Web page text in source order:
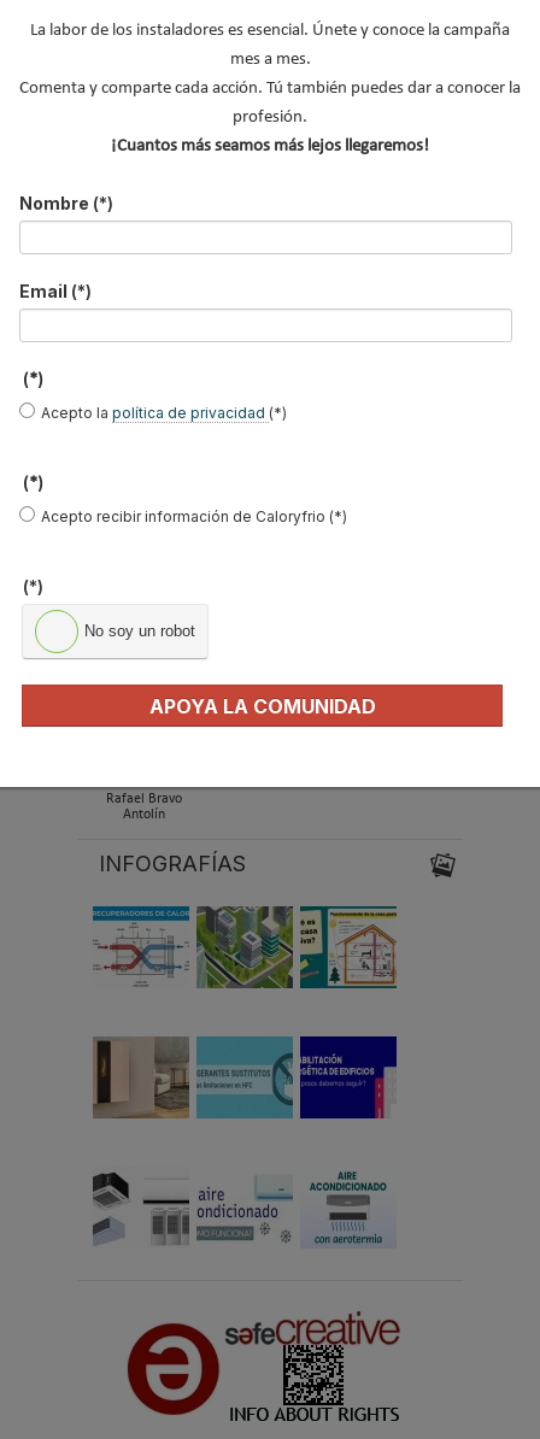
Susana Rodriguez Oliver Style
Guillermo
Javier Hernanz Guifre Cortés
Dr. Iyad Al-Attar
Rafael Bravo
Antolín
INFOGRAFÍAS
La labor de los instaladores es esencial. Únete y conoce la campaña
mes a mes.
Comenta y comparte cada acción. Tú también puedes dar a conocer la
profesión.
¡Cuantos más seamos más lejos llegaremos!
Nombre (*)
Email (*)
(*)
Acepto la política de privacidad (*)
(*)
Acepto recibir información de Caloryfrio (*)
(*)
No soy un robot
APOYA LA COMUNIDAD